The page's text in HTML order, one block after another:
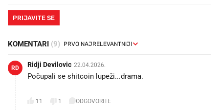
PRIJAVITE SE
KOMENTARI (9)
RD Ridji Devilovic 22.04.2026.
Počupali se shitcoin lupeži...drama.
11 1 ODGOVORITE